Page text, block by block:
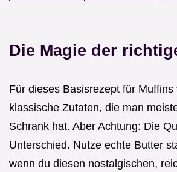
Die Magie der
Für dieses Basisrezept für
klassische Zutaten, die man
Schrank hat. Aber Achtung: Die
Unterschied. Nutze echte Butter
wenn du diesen nostalgischen,